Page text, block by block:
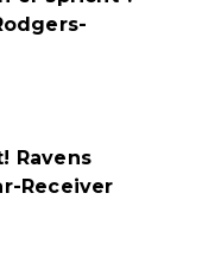
Ravens
Receiver